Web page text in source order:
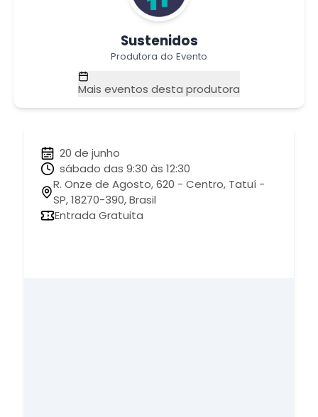
Sustenidos
Produtora do Evento
Mais eventos desta produtora
20 de junho
sábado das 9:30 às 12:30
R. Onze de Agosto, 620 - Centro, Tatuí -
SP, 18270-390, Brasil
Entrada Gratuita